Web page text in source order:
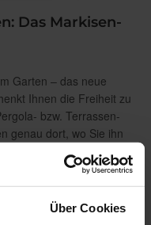
Über Cookies
Das Markisen-
Garten – das neue
Ihnen die Freiheit zu
bzw. Terrassen-
genau dort, wo Sie ihn